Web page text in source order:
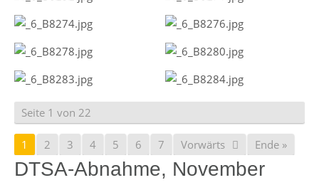
Seite 1 von 22
1 2 3 4 5 6 7 Vorwärts Ende »
DTSA-Abnahme, November